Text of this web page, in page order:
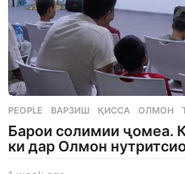
PEOPLE ВАРЗИШ ,ҚИССА ,ОЛМОН ,
Барои солимии ҷомеа.
ки дар Олмон